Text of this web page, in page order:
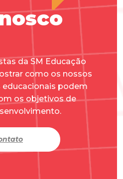
da SM Educação
como os nossos
educacionais podem
os objetivos de